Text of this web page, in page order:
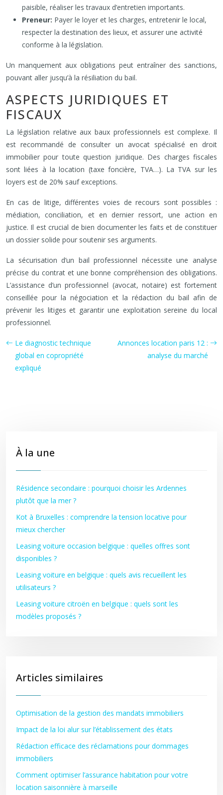
paisible, réaliser les travaux d’entretien importants.
Preneur: Payer le loyer et les charges, entretenir le local,
respecter la destination des lieux, et assurer une activité
conforme à la législation.
Un manquement aux obligations peut entraîner des sanctions,
pouvant aller jusqu’à la résiliation du bail.
ASPECTS JURIDIQUES ET
FISCAUX
La législation relative aux baux professionnels est complexe. Il
est recommandé de consulter un avocat spécialisé en droit
immobilier pour toute question juridique. Des charges fiscales
sont liées à la location (taxe foncière, TVA…). La TVA sur les
loyers est de 20% sauf exceptions.
En cas de litige, différentes voies de recours sont possibles :
médiation, conciliation, et en dernier ressort, une action en
justice. Il est crucial de bien documenter les faits et de constituer
un dossier solide pour soutenir ses arguments.
La sécurisation d’un bail professionnel nécessite une analyse
précise du contrat et une bonne compréhension des obligations.
L’assistance d’un professionnel (avocat, notaire) est fortement
conseillée pour la négociation et la rédaction du bail afin de
prévenir les litiges et garantir une exploitation sereine du local
professionnel.
Le diagnostic technique
global en copropriété
expliqué
Annonces location paris 12 :
analyse du marché
À la une
Résidence secondaire : pourquoi choisir les Ardennes
plutôt que la mer ?
Kot à Bruxelles : comprendre la tension locative pour
mieux chercher
Leasing voiture occasion belgique : quelles offres sont
disponibles ?
Leasing voiture en belgique : quels avis recueillent les
utilisateurs ?
Leasing voiture citroën en belgique : quels sont les
modèles proposés ?
Articles similaires
Optimisation de la gestion des mandats immobiliers
Impact de la loi alur sur l’établissement des états
Rédaction efficace des réclamations pour dommages
immobiliers
Comment optimiser l’assurance habitation pour votre
location saisonnière à marseille